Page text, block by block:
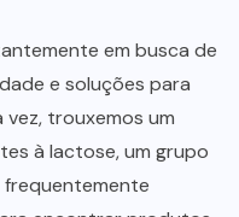
em busca de
e soluções para
trouxemos um
à lactose, um grupo
frequentemente